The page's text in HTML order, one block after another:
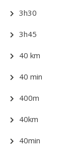
3h30
3h45
40 km
40 min
400m
40km
40min